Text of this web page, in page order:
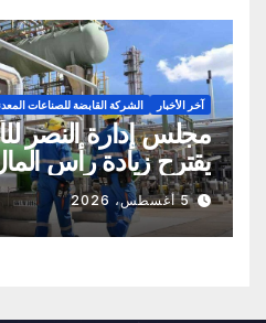
آخر الأخبار الشركة القابضة للصناعات
مجلس إدارة النصر
يقترح زيادة رأس
نقدي
5 أغسطس، 2026